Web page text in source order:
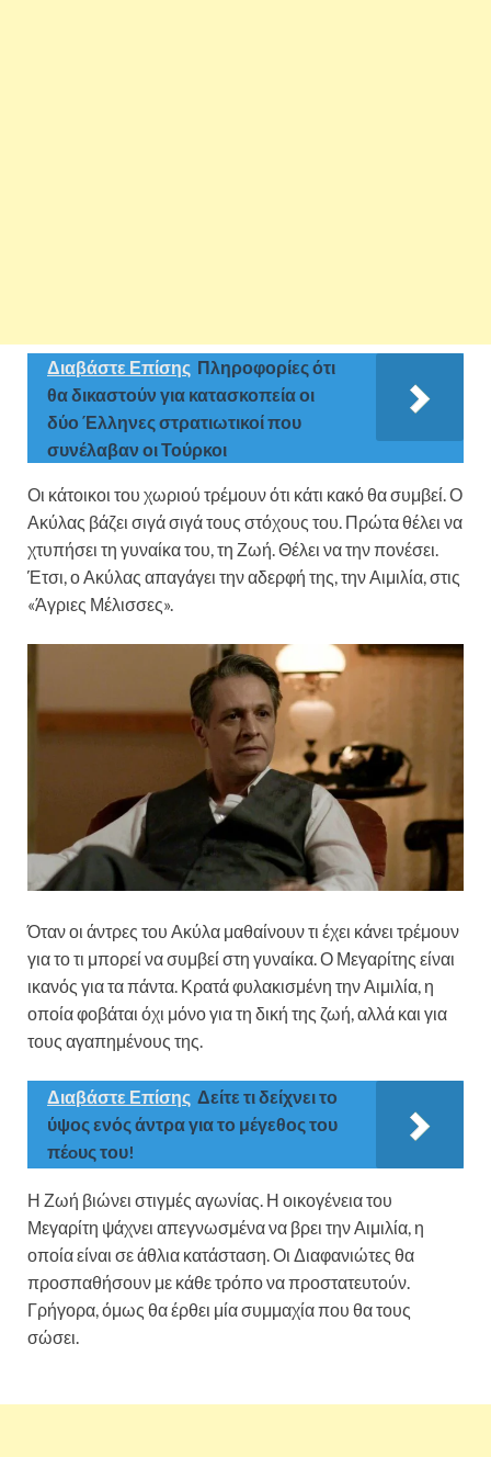
Διαβάστε Επίσης Πληροφορίες ότι
θα δικαστούν για κατασκοπεία οι
δύο Έλληνες στρατιωτικοί που
συνέλαβαν οι Τούρκοι
Οι κάτοικοι του χωριού τρέμουν ότι κάτι κακό θα συμβεί. Ο
Ακύλας βάζει σιγά σιγά τους στόχους του. Πρώτα θέλει να
χτυπήσει τη γυναίκα του, τη Ζωή. Θέλει να την πονέσει.
Έτσι, ο Ακύλας απαγάγει την αδερφή της, την Αιμιλία, στις
«Άγριες Μέλισσες».
Όταν οι άντρες του Ακύλα μαθαίνουν τι έχει κάνει τρέμουν
για το τι μπορεί να συμβεί στη γυναίκα. Ο Μεγαρίτης είναι
ικανός για τα πάντα. Κρατά φυλακισμένη την Αιμιλία, η
οποία φοβάται όχι μόνο για τη δική της ζωή, αλλά και για
τους αγαπημένους της.
Διαβάστε Επίσης Δείτε τι δείχνει το
ύψος ενός άντρα για το μέγεθος του
πέoυς του!
Η Ζωή βιώνει στιγμές αγωνίας. Η οικογένεια του
Μεγαρίτη ψάχνει απεγνωσμένα να βρει την Αιμιλία, η
οποία είναι σε άθλια κατάσταση. Οι Διαφανιώτες θα
προσπαθήσουν με κάθε τρόπο να προστατευτούν.
Γρήγορα, όμως θα έρθει μία συμμαχία που θα τους
σώσει.